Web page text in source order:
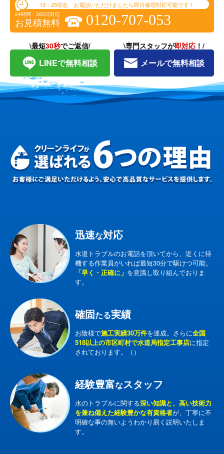
13：25現在、お電話いただけましたら即日修理対応可能です！
24時間・365日対応
お見積無料 0120-707-053
LINEで無料相談
\最短30秒でご返信/
メールで無料相談
\専門スタッフが即対応 ！/
迅速な対応
水道トラブルのお電話を頂いてから、近くに待
機する作業員がいれば最短30分で駆けつ可能。
「早く・正確に」 を意識し取り組んでおりま
す。
確固たる実績
お陰様で施工実績30万件を達成。さらに全国
518以上の市区町村で水道局指定工事店に指定
されております。（）
経験豊富なスタッフ
水のトラブルに関する深い知識と、高い技術力
を兼ね備えた経験豊かな有資格者が、丁寧に不
明確な事の無いようわかり易く説明いたしま
す。